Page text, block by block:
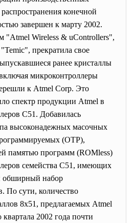
конечной
завершен к марту 2002.
"Atmel Wireless & uControllers",
прекратила свое
ранее кристаллы
микроконтроллеры
к Atmel Corp. Это
спектр продукции Atmel в
С51. Добавилась
высоконадежных масочных
(OTP),
памятью программ (ROMless)
семейства С51, имеющих
обширный набор
По сути, количество
8х51, предлагаемых Atmel
2002 года почти